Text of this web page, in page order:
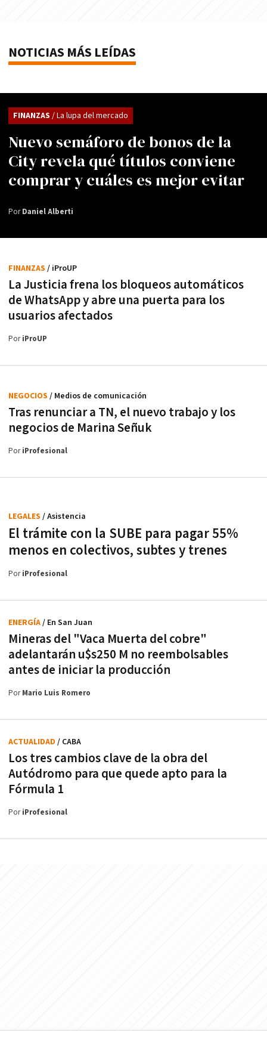
NOTICIAS MÁS LEÍDAS
Nuevo semáforo de bonos de la
City revela qué títulos conviene
comprar y cuáles es mejor evitar
FINANZAS / La lupa del mercado
PorDaniel Alberti
La Justicia frena los bloqueos automáticos
de WhatsApp y abre una puerta para los
usuarios afectados
FINANZAS / iProUP
PoriProUP
Tras renunciar a TN, el nuevo trabajo y los
negocios de Marina Señuk
NEGOCIOS / Medios de comunicación
PoriProfesional
El trámite con la SUBE para pagar 55%
menos en colectivos, subtes y trenes
LEGALES / Asistencia
PoriProfesional
Mineras del "Vaca Muerta del cobre"
adelantarán u$s250 M no reembolsables
antes de iniciar la producción
ENERGÍA/ En San Juan
PorMario Luis Romero
Los tres cambios clave de la obra del
Autódromo para que quede apto para la
Fórmula 1
ACTUALIDAD / CABA
PoriProfesional